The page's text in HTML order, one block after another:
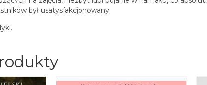
był usatysfakcjonowany.